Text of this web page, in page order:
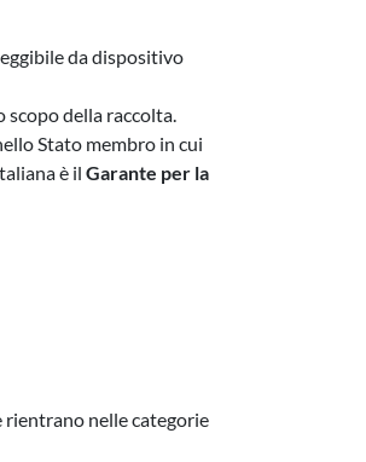
da dispositivo
della raccolta.
Stato membro in cui
è il Garante per la
rientrano nelle categorie